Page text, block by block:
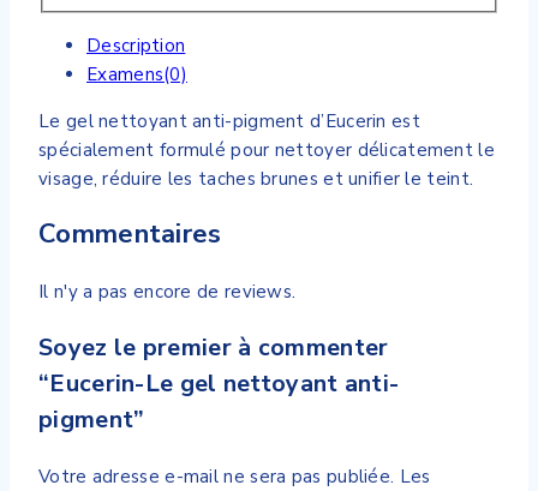
Description
Examens(0)
Le gel nettoyant anti-pigment d’Eucerin est
spécialement formulé pour nettoyer délicatement le
visage, réduire les taches brunes et unifier le teint.
Commentaires
Il n'y a pas encore de reviews.
Soyez le premier à commenter
“Eucerin-Le gel nettoyant anti-
pigment”
Votre adresse e-mail ne sera pas publiée. Les